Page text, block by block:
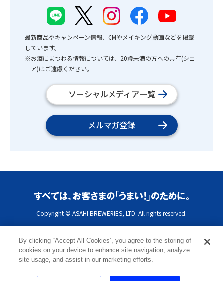
最新商品やキャンペーン情報、CMやメイキング動画などを掲載
しています。
※お酒にまつわる情報については、20歳未満の方への共有(シェ
ア)はご遠慮ください。
ソーシャルメディア一覧
メルマガ登録
Copyright © ASAHI BREWERIES, LTD. All rights reserved.
By clicking “Accept All Cookies”, you agree to the storing of
cookies on your device to enhance site navigation, analyze
site usage, and assist in our marketing efforts.